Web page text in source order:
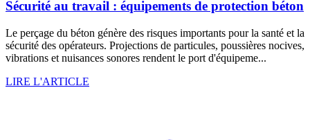
Sécurité au travail : équipements de protection béton
Le perçage du béton génère des risques importants pour la santé et la
sécurité des opérateurs. Projections de particules, poussières nocives,
vibrations et nuisances sonores rendent le port d'équipeme...
LIRE L'ARTICLE